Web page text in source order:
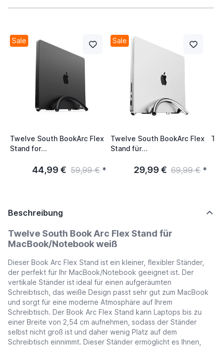
Sale
Twelve South BookArc Flex
Stand for
schwarz44,99 € 59,99 € *
Sale
Twelve South BookArc Flex
Stand für
Chrome29,99 € 69,99 € *
Beschreibung
Twelve South Book Arc Flex Stand für
MacBook/Notebook weiß
Dieser Book Arc Flex Stand ist ein kleiner, flexibler Ständer,
der perfekt für Ihr MacBook/Notebook geeignet ist. Der
vertikale Ständer ist ideal für einen aufgeräumten
Schreibtisch, das weiße Design passt sehr gut zum MacBook
und sorgt für eine moderne Atmosphäre auf Ihrem
Schreibtisch. Der Book Arc Flex Stand kann Laptops bis zu
einer Breite von 2,54 cm aufnehmen, sodass der Ständer
selbst nicht groß ist und daher wenig Platz auf dem
Schreibtisch einnimmt. Dieser Ständer ermöglicht es Ihnen,